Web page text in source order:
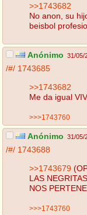
>>1743682
No anon, su
beisbol
Anónimo 31/05/
/#/ 1743685
>>1743682
Me da igual
>>>1743760
Anónimo 31/05/
/#/ 1743688
>>1743679
LAS
NOS
>>>1743760